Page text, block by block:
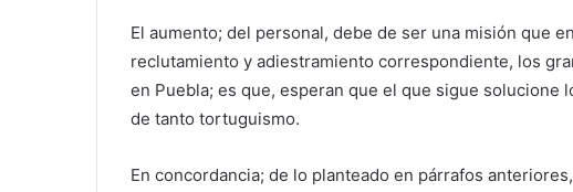
El aumento; del personal, debe de ser una misión que
reclutamiento y adiestramiento correspondiente, los
en Puebla; es que, esperan que el que sigue solucione
de tanto tortuguismo.
En concordancia; de lo planteado en párrafos